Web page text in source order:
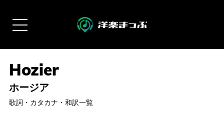
ホージア
歌詞・カタカナ・和訳一覧